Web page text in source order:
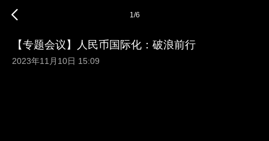
1/6
【专题会议】人民币国际化：破浪前行
2023年11月10日 15:09